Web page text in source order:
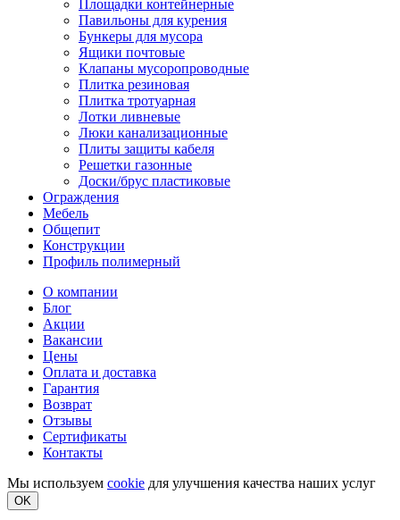
Площадки контейнерные
Павильоны для курения
Бункеры для мусора
Ящики почтовые
Клапаны мусоропроводные
Плитка резиновая
Плитка тротуарная
Лотки ливневые
Люки канализационные
Плиты защиты кабеля
Решетки газонные
Доски/брус пластиковые
Ограждения
Мебель
Общепит
Конструкции
Профиль полимерный
О компании
Блог
Акции
Вакансии
Цены
Оплата и доставка
Гарантия
Возврат
Отзывы
Сертификаты
Контакты
Мы используем cookie для улучшения качества наших услуг
OK